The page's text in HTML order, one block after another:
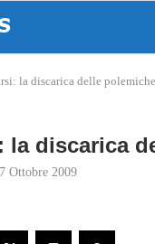
la discarica delle polemiche
la discarica
7 Ottobre 2009